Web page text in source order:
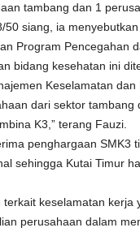
tambang dan 1
50 siang, ia
Program Pencegahan
bidang kesehatan ini
Keselamatan
dari sektor tambang
K3,” terang Fauzi.
penghargaan SMK3
sehingga Kutai Timur
keselamatan kerja
perusahaan dalam